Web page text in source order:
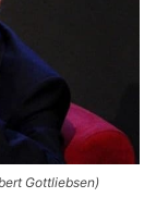
Gottliebsen)